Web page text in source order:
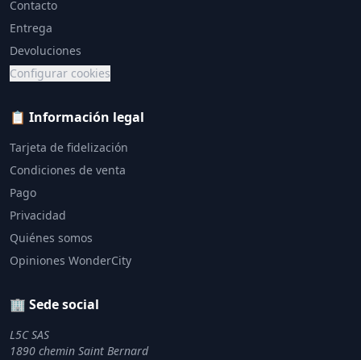
Contacto
Entrega
Devoluciones
Configurar cookies
📋 Información legal
Tarjeta de fidelización
Condiciones de venta
Pago
Privacidad
Quiénes somos
Opiniones WonderCity
🏢 Sede social
L5C SAS
1890 chemin Saint Bernard